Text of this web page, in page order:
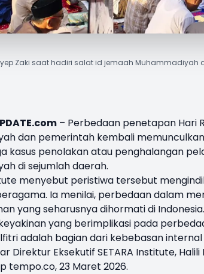
Zaki saat hadiri salat id jemaah Muhammadiyah
– Perbedaan penetapan Hari
dan pemerintah kembali
kasus penolakan atau penghalangan
di sejumlah daerah.
menyebut peristiwa tersebut
Ia menilai, perbedaan dalam
yang seharusnya dihormati di Indonesia.
yang berimplikasi pada
adalah bagian dari kebebasan
Direktur Eksekutif SETARA Institute,
tempo.co, 23 Maret 2026.